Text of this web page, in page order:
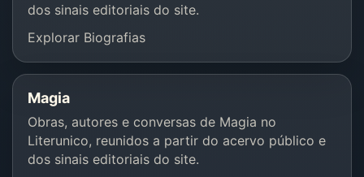
dos sinais editoriais do site.
Explorar Biografias
Magia
Obras, autores e conversas de Magia no
Literunico, reunidos a partir do acervo público e
dos sinais editoriais do site.